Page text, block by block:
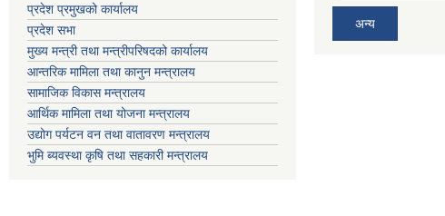
प्रदेश प्रमुखको कार्यालय
प्रदेश सभा
मुख्य मन्त्री तथा मन्त्रीपरिषदको कार्यालय
आन्तरिक मामिला तथा कानुन मन्त्रालय
सामाजिक विकास मन्त्रालय
आर्थिक मामिला तथा योजना मन्त्रालय
उद्योग पर्यटन वन तथा वातावरण मन्त्रालय
भुमि ब्यवस्था कृषि तथा सहकारी मन्त्रालय
अन्य